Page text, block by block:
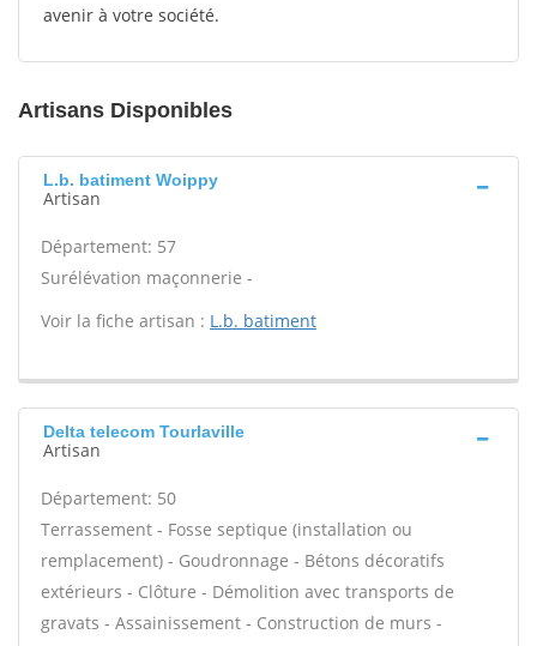
avenir à votre société.
Artisans Disponibles
L.b. batiment Woippy
Artisan
Département: 57
Surélévation maçonnerie -
Voir la fiche artisan : L.b. batiment
Delta telecom Tourlaville
Artisan
Département: 50
Terrassement - Fosse septique (installation ou
remplacement) - Goudronnage - Bétons décoratifs
extérieurs - Clôture - Démolition avec transports de
gravats - Assainissement - Construction de murs -